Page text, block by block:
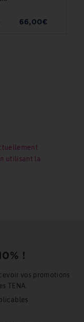
66,00€
utilisant la
!
vos promotions
TENA.